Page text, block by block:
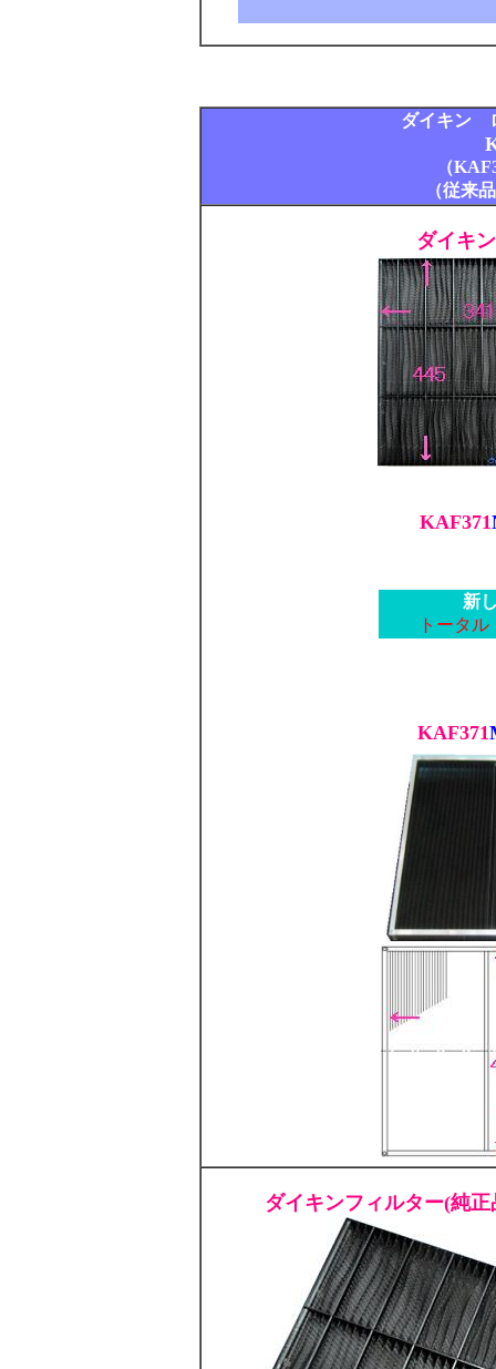
ダイキン
（
（従来
ダイキ
KAF371
新
トータ
KAF371
ダイキンフィルター(純正